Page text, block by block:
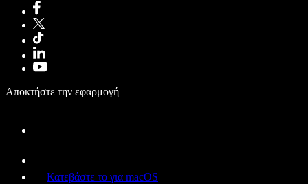
Αποκτήστε την εφαρμογή
Κατεβάστε το για macOS